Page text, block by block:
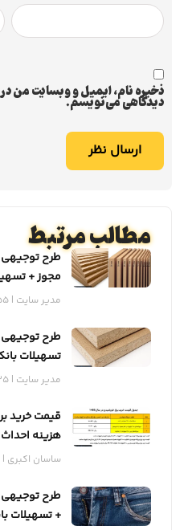
ذخیره نام، ایمیل و وبسایت من در
دیدگاهی می‌نویسم.
مطالب مرتبط
مجوز +
مدیر سایت
طرح توجیهی
تسهیلات
مدیر سایت
هزینه احداث
ساسان اکبری
طرح توجیهی
+ تسهیلات